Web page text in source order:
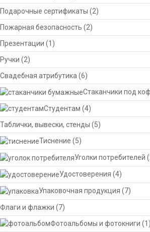
Подарочные сертификаты (2)
Пожарная безопасность (2)
Презентации (1)
Ручки (2)
Свадебная атрибутика (6)
Стаканчики под
Студентам (4)
Таблички, вывески, стенды (5)
Тиснение (5)
Уголки потребителей
Удостоверения (4)
Упаковочная продукция (7)
Флаги и флажки (7)
Фотоальбомы и фотокниги (1)